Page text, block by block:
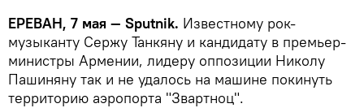
ЕРЕВАН, 7 мая — Sputnik. Известному рок-
музыканту Сержу Танкяну и кандидату в премьер-
министры Армении, лидеру оппозиции Николу
Пашиняну так и не удалось на машине покинуть
территорию аэропорта "Звартноц".